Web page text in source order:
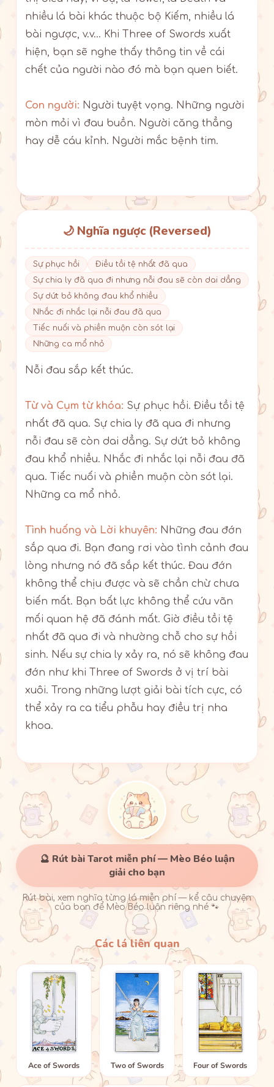
nhiều lá bài khác thuộc bộ Kiếm, nhiều lá
bài ngược, v.v… Khi Three of Swords xuất
hiện, bạn sẽ nghe thấy thông tin về cái
chết của người nào đó mà bạn quen biết.
Con người: Người tuyệt vọng. Những người
mòn mỏi vì đau buồn. Người căng thẳng
hay dễ cáu kỉnh. Người mắc bệnh tim.
🌙 Nghĩa ngược (Reversed)
Sự phục hồi
Điều tồi tệ nhất đã qua
Sự chia ly đã qua đi nhưng nỗi đau sẽ còn dai dẳng
Sự dứt bỏ không đau khổ nhiều
Nhắc đi nhắc lại nỗi đau đã qua
Tiếc nuối và phiền muộn còn sót lại
Những ca mổ nhỏ
Nỗi đau sắp kết thúc.
Từ và Cụm từ khóa: Sự phục hồi. Điều tồi tệ
nhất đã qua. Sự chia ly đã qua đi nhưng
nỗi đau sẽ còn dai dẳng. Sự dứt bỏ không
đau khổ nhiều. Nhắc đi nhắc lại nỗi đau đã
qua. Tiếc nuối và phiền muộn còn sót lại.
Những ca mổ nhỏ.
Tình huống và Lời khuyên: Những đau đớn
sắp qua đi. Bạn đang rơi vào tình cảnh đau
lòng nhưng nó đã sắp kết thúc. Đau đớn
không thể chịu được và sẽ chần chừ chưa
biến mất. Bạn bất lực không thể cứu vãn
mối quan hệ đã đánh mất. Giờ điều tồi tệ
nhất đã qua đi và nhường chỗ cho sự hồi
sinh. Nếu sự chia ly xảy ra, nó sẽ không đau
đớn như khi Three of Swords ở vị trí bài
xuôi. Trong những lượt giải bài tích cực, có
thể xảy ra ca tiểu phẫu hay điều trị nha
khoa.
🔮 Rút bài Tarot miễn phí — Mèo Béo luận
giải cho bạn
Rút bài, xem nghĩa từng lá miễn phí — kể câu chuyện
của bạn để Mèo Béo luận riêng nhé 🐾
Các lá liên quan
Ace of Swords Two of Swords Four of Swords